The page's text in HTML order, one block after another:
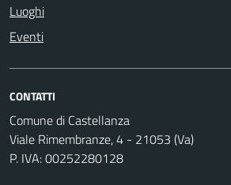
Luoghi
Eventi
CONTATTI
Comune di Castellanza
Viale Rimembranze, 4 - 21053 (Va)
P. IVA: 00252280128